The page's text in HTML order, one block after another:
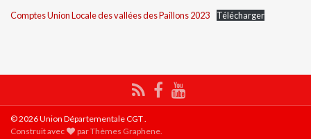
Comptes Union Locale des vallées des Paillons 2023 Télécharger
© 2026 Union Départementale CGT .
Construit avec
parThèmes Graphene.